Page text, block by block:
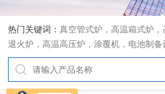
热门关键词：真空管式炉，高温箱式炉
退火炉，高温高压炉，涂覆机，电池制备